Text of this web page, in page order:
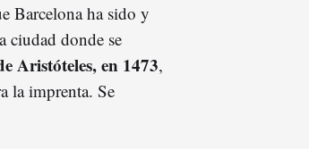
Barcelona ha sido y
ciudad donde se
Aristóteles, en 1473,
la imprenta. Se